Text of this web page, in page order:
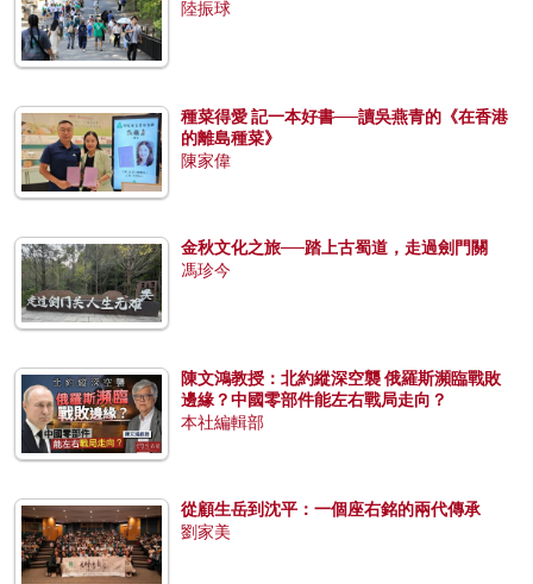
陸振球
種菜得愛 記一本好書──讀吳燕青的《在香港
的離島種菜》
陳家偉
金秋文化之旅──踏上古蜀道，走過劍門關
馮珍今
陳文鴻教授：北約縱深空襲 俄羅斯瀕臨戰敗
邊緣？中國零部件能左右戰局走向？
本社編輯部
從顧生岳到沈平：一個座右銘的兩代傳承
劉家美